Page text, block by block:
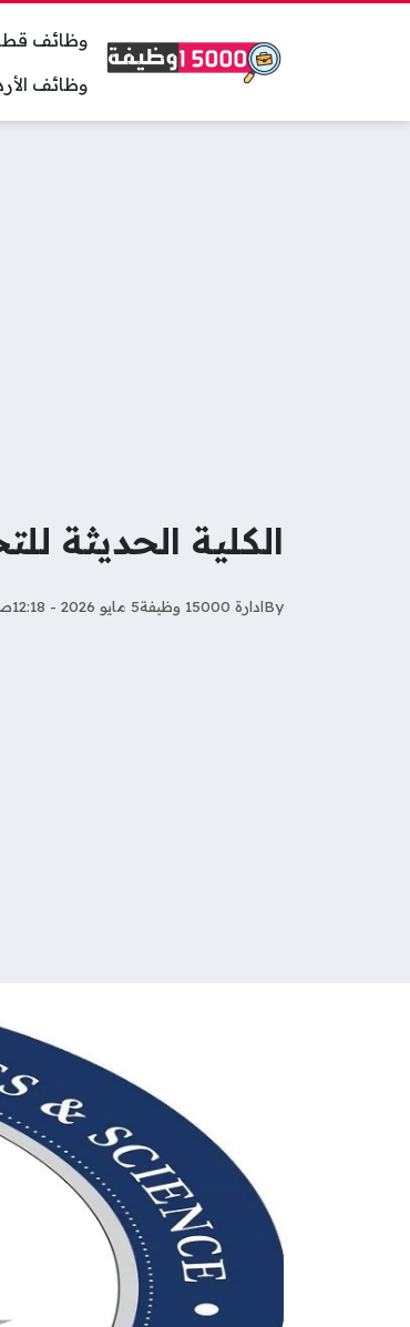
وظائف
وظائف
الكلية الحديثة
Byادارة 15000 وظيفة 5 مايو 2026 - 12:18ص